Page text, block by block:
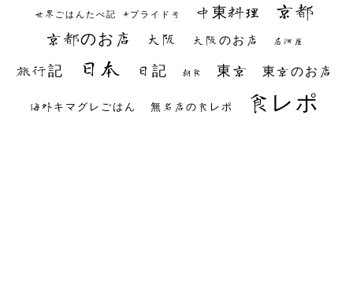
世界ごはんたべ記 #プライド号 中東料理 京都
京都のお店 大阪 大阪のお店 居酒屋
旅行記 日本 日記 朝食 東京 東京のお店
海外キマグレごはん 無名店の食レポ 食レポ